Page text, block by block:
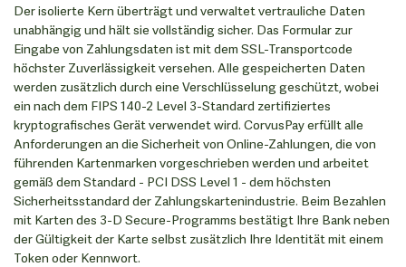
Der isolierte Kern überträgt und verwaltet vertrauliche Daten
unabhängig und hält sie vollständig sicher. Das Formular zur
Eingabe von Zahlungsdaten ist mit dem SSL-Transportcode
höchster Zuverlässigkeit versehen. Alle gespeicherten Daten
werden zusätzlich durch eine Verschlüsselung geschützt, wobei
ein nach dem FIPS 140-2 Level 3-Standard zertifiziertes
kryptografisches Gerät verwendet wird. CorvusPay erfüllt alle
Anforderungen an die Sicherheit von Online-Zahlungen, die von
führenden Kartenmarken vorgeschrieben werden und arbeitet
gemäß dem Standard - PCI DSS Level 1 - dem höchsten
Sicherheitsstandard der Zahlungskartenindustrie. Beim Bezahlen
mit Karten des 3-D Secure-Programms bestätigt Ihre Bank neben
der Gültigkeit der Karte selbst zusätzlich Ihre Identität mit einem
Token oder Kennwort.